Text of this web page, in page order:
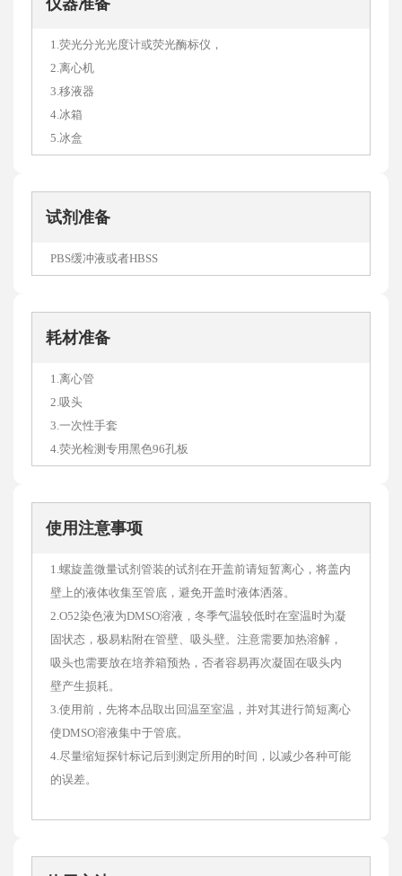
仪器准备
1.荧光分光光度计或荧光酶标仪，
2.离心机
3.移液器
4.冰箱
5.冰盒
试剂准备
PBS缓冲液或者HBSS
耗材准备
1.离心管
2.吸头
3.一次性手套
4.荧光检测专用黑色96孔板
使用注意事项
1.螺旋盖微量试剂管装的试剂在开盖前请短暂离心，将盖内
壁上的液体收集至管底，避免开盖时液体洒落。
2.O52染色液为DMSO溶液，冬季气温较低时在室温时为凝
固状态，极易粘附在管壁、吸头壁。注意需要加热溶解，
吸头也需要放在培养箱预热，否者容易再次凝固在吸头内
壁产生损耗。
3.使用前，先将本品取出回温至室温，并对其进行简短离心
使DMSO溶液集中于管底。
4.尽量缩短探针标记后到测定所用的时间，以减少各种可能
的误差。